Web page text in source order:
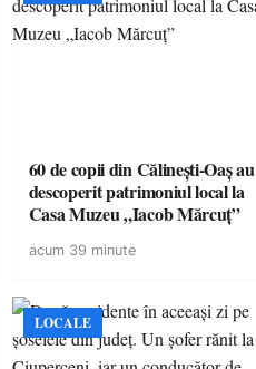
60 de copii din Călinești-Oaș au
descoperit patrimoniul local la
Casa Muzeu „Iacob Mărcuț”
acum 39 minute
LOCALE